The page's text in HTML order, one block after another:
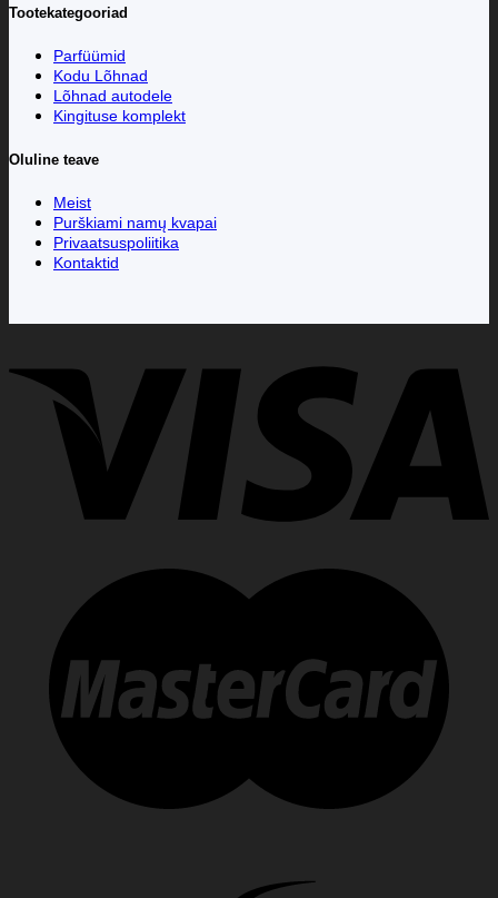
Tootekategooriad
Parfüümid
Kodu Lõhnad
Lõhnad autodele
Kingituse komplekt
Oluline teave
Meist
Purškiami namų kvapai
Privaatsuspoliitika
Kontaktid